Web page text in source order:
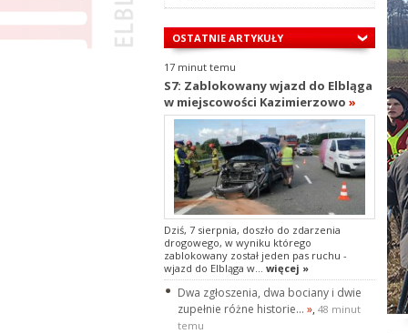
OSTATNIE ARTYKUŁY
17 minut temu
S7: Zablokowany wjazd do Elbląga
w miejscowości Kazimierzowo »
Dziś, 7 sierpnia, doszło do zdarzenia
drogowego, w wyniku którego
zablokowany został jeden pas ruchu -
wjazd do Elbląga w... więcej »
Dwa zgłoszenia, dwa bociany i dwie
zupełnie różne historie... », 48 minut
temu